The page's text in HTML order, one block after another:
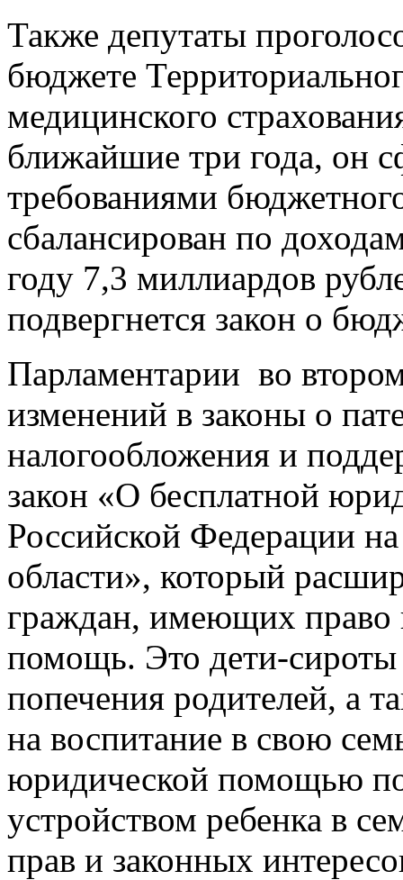
Также депутаты
бюджете
медицинского
ближайшие три года, он
требованиями
сбалансирован по
году 7,3 миллиардов
подвергнется закон о
Парламентарии во
изменений в законы о
налогообложения и
закон «О бесплатной
Российской Федерации
области», который
граждан, имеющих право
помощь. Это дети-сироты
попечения родителей, а
на воспитание в свою
юридической помощью
устройством ребенка в
прав и законных